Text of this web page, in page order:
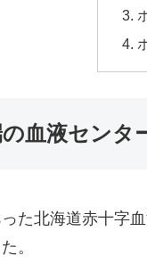
の血液センタ
た北海道赤十字
。